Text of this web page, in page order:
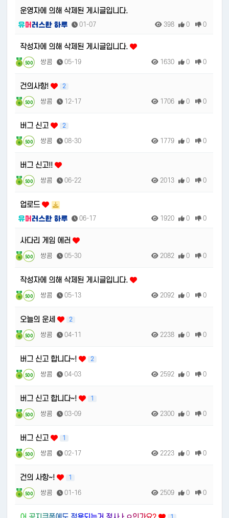
운영자에 의해 삭제된 게시글입니다.
01-07 398 0 0
작성자에 의해 삭제된 게시글입니다.
500 쌍콤 05-19 1630 0 0
건의사항! 2
500 쌍콤 12-17 1706 0 0
버그 신고 2
500 쌍콤 08-30 1779 0 0
버그 신고!!
500 쌍콤 06-22 2013 0 0
업로드
06-17 1920 0 0
사다리 게임 에러
500 쌍콤 05-30 2082 0 0
작성자에 의해 삭제된 게시글입니다.
500 쌍콤 05-13 2092 0 0
오늘의 운세 2
500 쌍콤 04-11 2238 0 0
버그 신고 합니다~! 2
500 쌍콤 04-03 2592 0 0
버그 신고 합니다~! 1
500 쌍콤 03-09 2300 0 0
버그 신고 1
500 쌍콤 02-17 2223 0 0
건의 사항~! 1
500 쌍콤 01-16 2509 0 0